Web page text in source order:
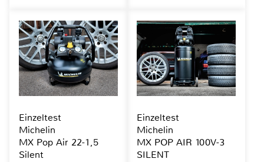
Einzeltest
Michelin
MX Pop Air 22-1,5
Silent
Einzeltest
Michelin
MX POP AIR 100V-3
SILENT